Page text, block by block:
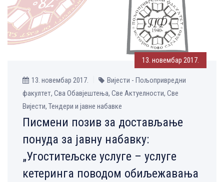
13. новембар 2017.
13. новембар 2017.
Вијести - Пољопривредни
факултет, Сва Обавјештења, Све Aктуелности, Све
Вијести, Тендери и јавне набавке
Писмени позив за достављање
понуда за јавну набавку:
„Угоститељске услуге – услуге
кетеринга поводом обиљежавања